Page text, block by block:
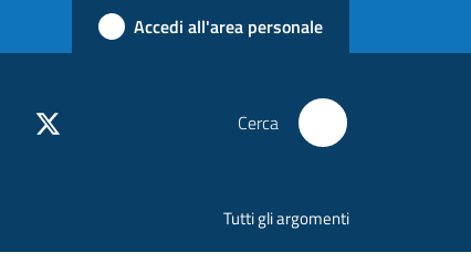
Accedi all'area personale
Cerca
Tutti gli argomenti